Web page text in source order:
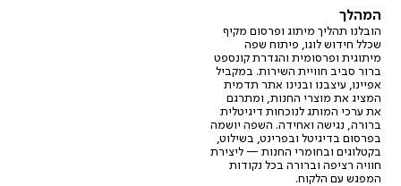
המהלך
הובלנו תהליך מיתוג ופרסום מקיף
שכלל חידוש לוגו, פיתוח שפה
מיתוגית ופרסומית והגדרת קונספט
ברור סביב חוויית השירות. במקביל
אפיינו, עיצבנו ובנינו אתר תדמית
המציג את מוצרי החנות, ומתרגם
את ערכי המותג לנוכחות דיגיטלית
ברורה, נגישה ואחידה. השפה יושמה
בפרסום בדיגיטל ובפרינט, בשילוט,
בקטלוגים ובחומרי החנות — ליצירת
חוויה רציפה וברורה בכל נקודות
המפגש עם הלקוח.